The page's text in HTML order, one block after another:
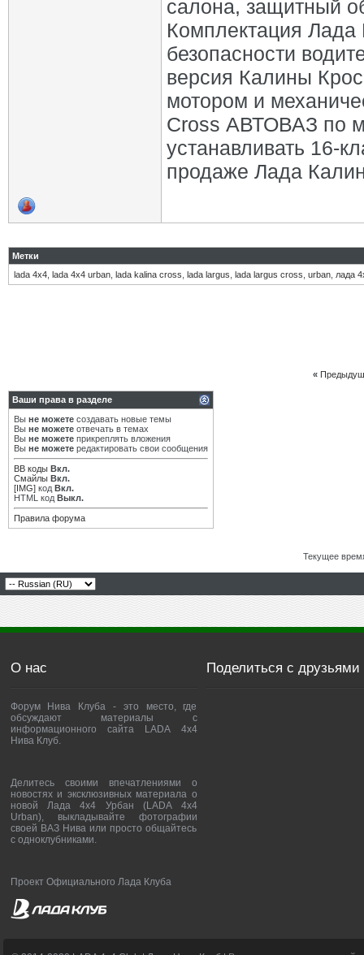
салона, защитный
Комплектация Лада
безопасности
версия Калины
мотором и
Cross АВТОВАЗ по
устанавливать 16-
продаже Лада
Метки
lada 4х4 lada 4х4 urban lada kalina cross lada largus lada largus cross urban лада
«
Ваши права в разделе
Вы не можете создавать новые темы
Вы не можете отвечать в темах
Вы не можете прикреплять вложения
Вы не можете редактировать свои сообщения
BB коды Вкл.
Смайлы Вкл.
[IMG] код Вкл.
HTML код Выкл.
Правила форума
Текущее
О нас
Форум Нива Клуба - это место, где
обсуждают материалы с
информационного сайта LADA 4x4
Нива Клуб.
Делитесь своими впечатлениями о
новостях и эксклюзивных материала о
новой Лада 4х4 Урбан (LADA 4x4
Urban), выкладывайте фотографии
своей ВАЗ Нива или просто общайтесь
с одноклубниками.
Проект Официального Лада Клуба
Поделиться с друзьями